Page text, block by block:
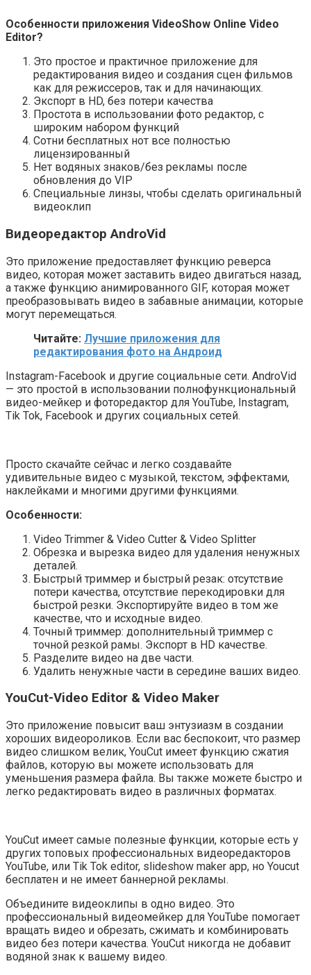
Особенности приложения VideoShow Online Video
Editor?
Это простое и практичное приложение для
редактирования видео и создания сцен фильмов
как для режиссеров, так и для начинающих.
Экспорт в HD, без потери качества
Простота в использовании фото редактор, с
широким набором функций
Сотни бесплатных нот все полностью
лицензированный
Нет водяных знаков/без рекламы после
обновления до VIP
Специальные линзы, чтобы сделать оригинальный
видеоклип
Видеоредактор AndroVid
Это приложение предоставляет функцию реверса
видео, которая может заставить видео двигаться назад,
а также функцию анимированного GIF, которая может
преобразовывать видео в забавные анимации, которые
могут перемещаться.
Читайте: Лучшие приложения для
редактирования фото на Андроид
Instagram-Facebook и другие социальные сети. AndroVid
— это простой в использовании полнофункциональный
видео-мейкер и фоторедактор для YouTube, Instagram,
Tik Tok, Facebook и других социальных сетей.
Просто скачайте сейчас и легко создавайте
удивительные видео с музыкой, текстом, эффектами,
наклейками и многими другими функциями.
Особенности:
Video Trimmer & Video Cutter & Video Splitter
Обрезка и вырезка видео для удаления ненужных
деталей.
Быстрый триммер и быстрый резак: отсутствие
потери качества, отсутствие перекодировки для
быстрой резки. Экспортируйте видео в том же
качестве, что и исходные видео.
Точный триммер: дополнительный триммер с
точной резкой рамы. Экспорт в HD качестве.
Разделите видео на две части.
Удалить ненужные части в середине ваших видео.
YouCut-Video Editor & Video Maker
Это приложение повысит ваш энтузиазм в создании
хороших видеороликов. Если вас беспокоит, что размер
видео слишком велик, YouCut имеет функцию сжатия
файлов, которую вы можете использовать для
уменьшения размера файла. Вы также можете быстро и
легко редактировать видео в различных форматах.
YouCut имеет самые полезные функции, которые есть у
других топовых профессиональных видеоредакторов
YouTube, или Tik Tok editor, slideshow maker app, но Youcut
бесплатен и не имеет баннерной рекламы.
Объедините видеоклипы в одно видео. Это
профессиональный видеомейкер для YouTube помогает
вращать видео и обрезать, сжимать и комбинировать
видео без потери качества. YouCut никогда не добавит
водяной знак к вашему видео.